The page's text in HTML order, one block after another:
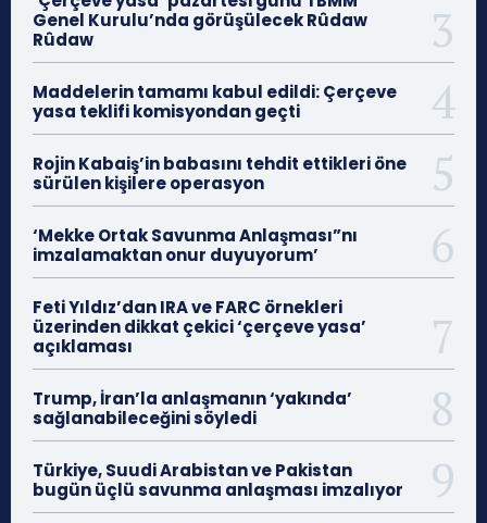
Genel Kurulu’nda görüşülecek Rûdaw
Rûdaw
Maddelerin tamamı kabul edildi: Çerçeve
yasa teklifi komisyondan geçti
Rojin Kabaiş’in babasını tehdit ettikleri öne
sürülen kişilere operasyon
‘Mekke Ortak Savunma Anlaşması”nı
imzalamaktan onur duyuyorum’
Feti Yıldız’dan IRA ve FARC örnekleri
üzerinden dikkat çekici ‘çerçeve yasa’
açıklaması
Trump, İran’la anlaşmanın ‘yakında’
sağlanabileceğini söyledi
Türkiye, Suudi Arabistan ve Pakistan
bugün üçlü savunma anlaşması imzalıyor